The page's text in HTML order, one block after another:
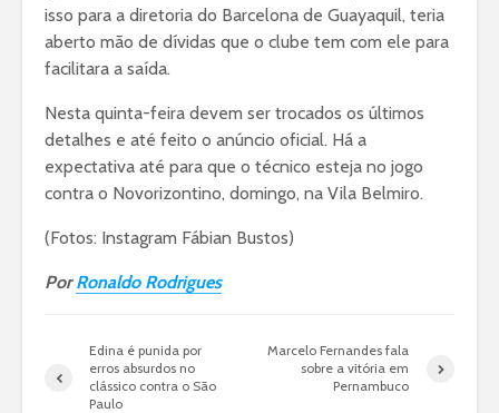
isso para a diretoria do Barcelona de Guayaquil, teria
aberto mão de dívidas que o clube tem com ele para
facilitara a saída.
Nesta quinta-feira devem ser trocados os últimos
detalhes e até feito o anúncio oficial. Há a
expectativa até para que o técnico esteja no jogo
contra o Novorizontino, domingo, na Vila Belmiro.
(Fotos: Instagram Fábian Bustos)
PorRonaldo Rodrigues
Edina é punida por
erros absurdos no
clássico contra o São
Paulo
Marcelo Fernandes fala
sobre a vitória em
Pernambuco